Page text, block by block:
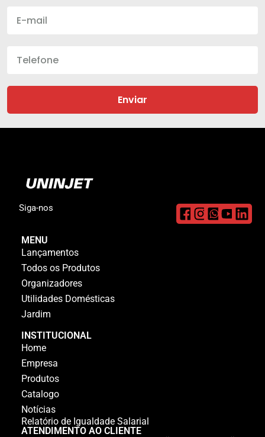
Enviar
Siga-nos
MENU
Lançamentos
Todos os Produtos
Organizadores
Utilidades Domésticas
Jardim
INSTITUCIONAL
Home
Empresa
Produtos
Catalogo
Notícias
Relatório de Igualdade Salarial
ATENDIMENTO AO CLIENTE